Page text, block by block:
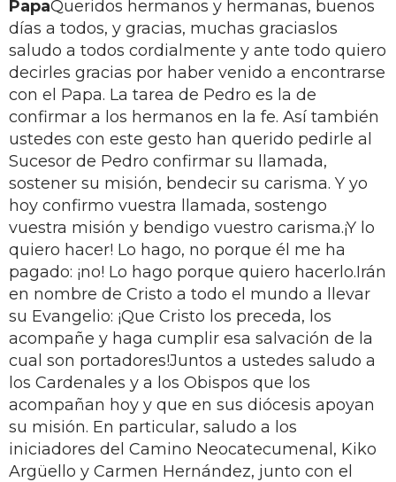
PapaQueridos hermanos y hermanas, buenos
días a todos, y gracias, muchas graciaslos
saludo a todos cordialmente y ante todo quiero
decirles gracias por haber venido a encontrarse
con el Papa. La tarea de Pedro es la de
confirmar a los hermanos en la fe. Así también
ustedes con este gesto han querido pedirle al
Sucesor de Pedro confirmar su llamada,
sostener su misión, bendecir su carisma. Y yo
hoy confirmo vuestra llamada, sostengo
vuestra misión y bendigo vuestro carisma.¡Y lo
quiero hacer! Lo hago, no porque él me ha
pagado: ¡no! Lo hago porque quiero hacerlo.Irán
en nombre de Cristo a todo el mundo a llevar
su Evangelio: ¡Que Cristo los preceda, los
acompañe y haga cumplir esa salvación de la
cual son portadores!Juntos a ustedes saludo a
los Cardenales y a los Obispos que los
acompañan hoy y que en sus diócesis apoyan
su misión. En particular, saludo a los
iniciadores del Camino Neocatecumenal, Kiko
Argüello y Carmen Hernández, junto con el